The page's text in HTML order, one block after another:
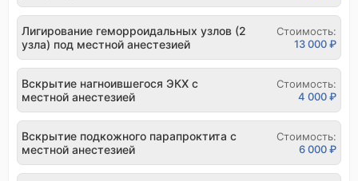
Лигирование геморроидальных узлов (2
узла) под местной анестезией
Стоимость:
13 000 ₽
Вскрытие нагноившегося ЭКХ с
местной анестезией
Стоимость:
4 000 ₽
Вскрытие подкожного парапроктита с
местной анестезией
Стоимость:
6 000 ₽